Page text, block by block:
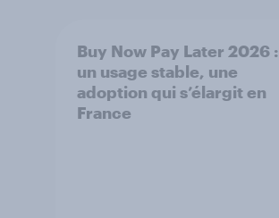
Buy Now Pay Later 2026 :
un usage stable, une
adoption qui s’élargit en
France